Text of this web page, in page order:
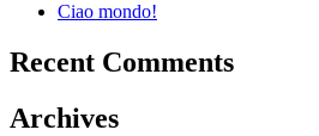
Ciao mondo!
Recent Comments
Archives